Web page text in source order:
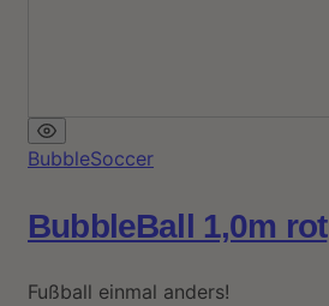
BubbleSoccer
BubbleBall 1,0m rot
Fußball einmal anders!